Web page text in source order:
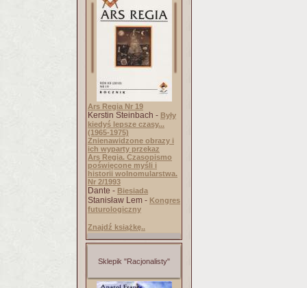
Ars Regia Nr 19
Kerstin Steinbach - Były
kiedyś lepsze czasy...
(1965-1975)
Znienawidzone obrazy i
ich wyparty przekaz
Ars Regia. Czasopismo
poświęcone myśli i
historii wolnomularstwa.
Nr 2/1993
Dante - Biesiada
Stanisław Lem - Kongres
futurologiczny
Znajdź książkę..
Sklepik "Racjonalisty"